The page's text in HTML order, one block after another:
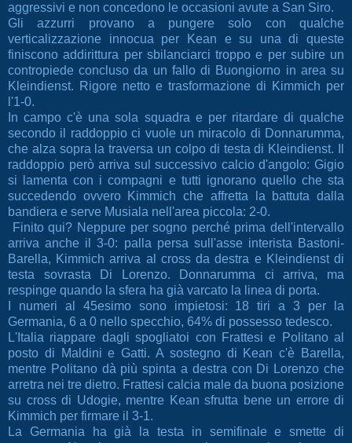
aggressivi e non concedono le occasioni avute a San Siro.
Gli azzurri provano a pungere solo con qualche
verticalizzazione innocua per Kean e su una di queste
finiscono addirittura per sbilanciarci troppo e per subire un
contropiede concluso da un fallo di Buongiorno in area su
Kleindienst. Rigore netto e trasformazione di Kimmich per
l'1-0.
In campo c'è una sola squadra e per ritardare di qualche
secondo il raddoppio ci vuole un miracolo di Donnarumma,
che alza sopra la traversa un colpo di testa di Kleindienst. Il
raddoppio però arriva sul successivo calcio d'angolo: Gigio
si lamenta con i compagni e tutti ignorano quello che sta
succedendo ovvero Kimmich che affretta la battuta dalla
bandiera e serve Musiala nell'area piccola: 2-0.
Finito qui? Neppure per sogno perché prima dell'intervallo
arriva anche il 3-0: palla persa sull'asse interista Bastoni-
Barella, Kimmich arriva al cross da destra e Kleindienst di
testa sovrasta Di Lorenzo. Donnarumma ci arriva, ma
respinge quando la sfera ha già varcato la linea di porta.
I numeri al 45esimo sono impietosi: 18 tiri a 3 per la
Germania, 6 a 0 nello specchio, 64% di possesso tedesco.
L'Italia riappare dagli spogliatoi con Frattesi e Politano al
posto di Maldini e Gatti. A sostegno di Kean c'è Barella,
mentre Politano dà più spinta a destra con Di Lorenzo che
arretra nei tre dietro. Frattesi calcia male da buona posizione
su cross di Udogie, mentre Kean sfrutta bene un errore di
Kimmich per firmare il 3-1.
La Germania ha già la testa in semifinale e smette di